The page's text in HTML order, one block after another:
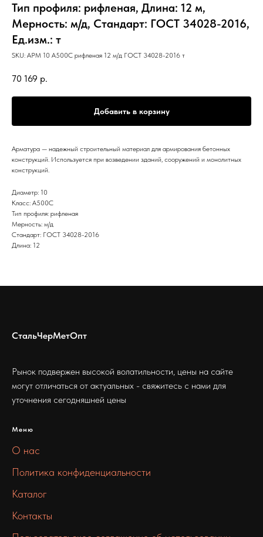
Тип профиля: рифленая, Длина: 12 м,
Мерность: м/д, Стандарт: ГОСТ 34028-2016,
Ед.изм.: т
SKU: АРМ 10 А500С рифленая 12 м/д ГОСТ 34028-2016 т
70 169 р.
Добавить в корзину
Арматура — надежный строительный материал для армирования бетонных
конструкций. Используется при возведении зданий, сооружений и монолитных
конструкций.
Диаметр: 10
Класс: А500С
Тип профиля: рифленая
Мерность: м/д
Стандарт: ГОСТ 34028-2016
Длина: 12
СтальЧерМетОпт
Рынок подвержен высокой волатильности, цены на сайте
могут отличаться от актуальных - свяжитесь с нами для
уточнения сегодняшней цены
Меню
О нас
Политика конфиденциальности
Каталог
Контакты